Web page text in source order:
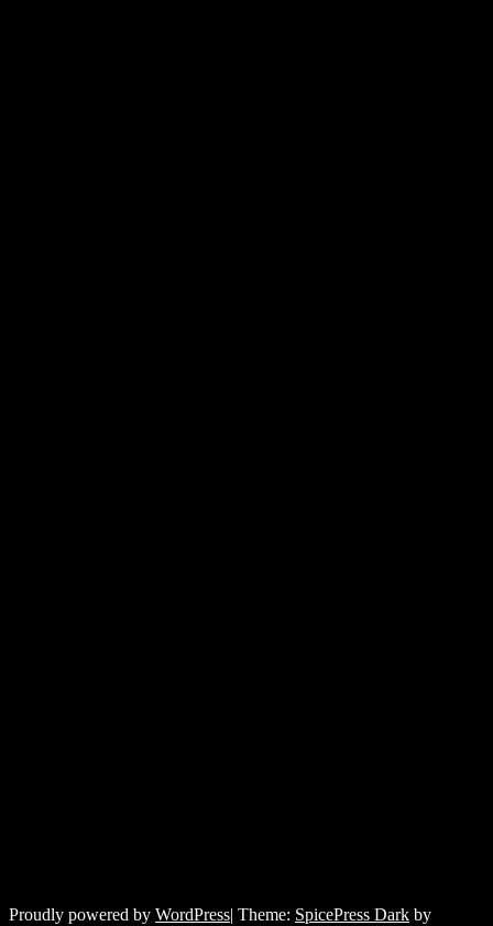
Proudly powered by WordPress| Theme: SpicePress Dark by